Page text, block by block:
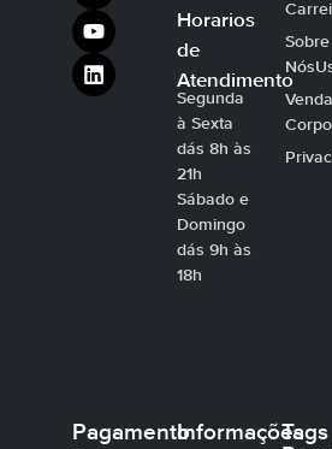
Horarios
de
Atendimento
Segunda
à Sexta
dás 8h às
21h
Sábado e
Domingo
dás 9h às
18h
Sobre
PagamentoInformaçõesTags